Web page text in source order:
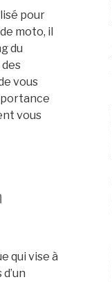
pour
moto, il
du
des
vous
vous
qui vise à